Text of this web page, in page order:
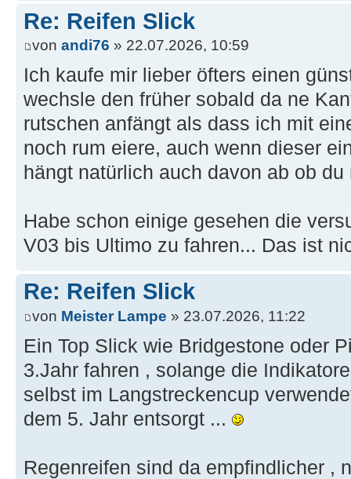
Re: Reifen Slick
von andi76 » 22.07.2026, 10:59
Ich kaufe mir lieber öfters einen
wechsle den früher sobald da ne
rutschen anfängt als dass ich mit
noch rum eiere, auch wenn dieser
hängt natürlich auch davon ab ob
Habe schon einige gesehen die
V03 bis Ultimo zu fahren... Das ist
Re: Reifen Slick
von Meister Lampe » 23.07.2026, 11:22
Ein Top Slick wie Bridgestone oder
3.Jahr fahren , solange die
selbst im Langstreckencup
dem 5. Jahr entsorgt ...
Regenreifen sind da empfindlicher ,